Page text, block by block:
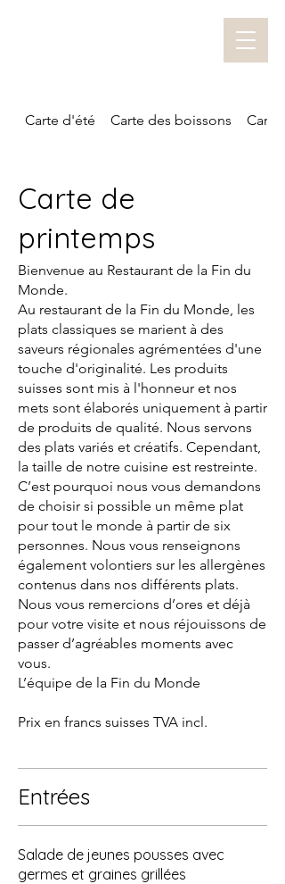
Carte d'été Carte des boissons Carte
Carte de
printemps
Bienvenue au Restaurant de la Fin du
Monde.
Au restaurant de la Fin du Monde, les
plats classiques se marient à des
saveurs régionales agrémentées d'une
touche d'originalité. Les produits
suisses sont mis à l'honneur et nos
mets sont élaborés uniquement à partir
de produits de qualité. Nous servons
des plats variés et créatifs. Cependant,
la taille de notre cuisine est restreinte.
C’est pourquoi nous vous demandons
de choisir si possible un même plat
pour tout le monde à partir de six
personnes. Nous vous renseignons
également volontiers sur les allergènes
contenus dans nos différents plats.
Nous vous remercions d’ores et déjà
pour votre visite et nous réjouissons de
passer d’agréables moments avec
vous.
L’équipe de la Fin du Monde
Prix en francs suisses TVA incl.
Entrées
Salade de jeunes pousses avec
germes et graines grillées